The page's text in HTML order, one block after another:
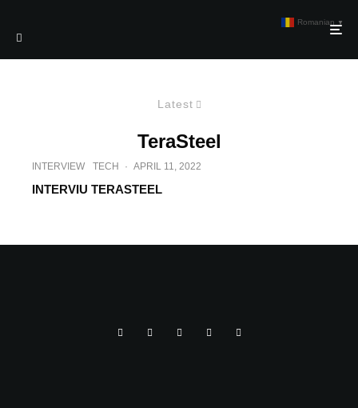
Latest
TeraSteel
INTERVIEW TECH · APRIL 11, 2022
INTERVIU TERASTEEL
Romanian ▼